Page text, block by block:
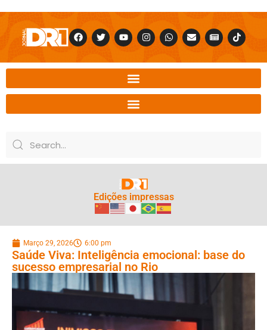
Edições impressas
Março 29, 2026 6:00 pm
Saúde Viva: Inteligência emocional: base do
sucesso empresarial no Rio